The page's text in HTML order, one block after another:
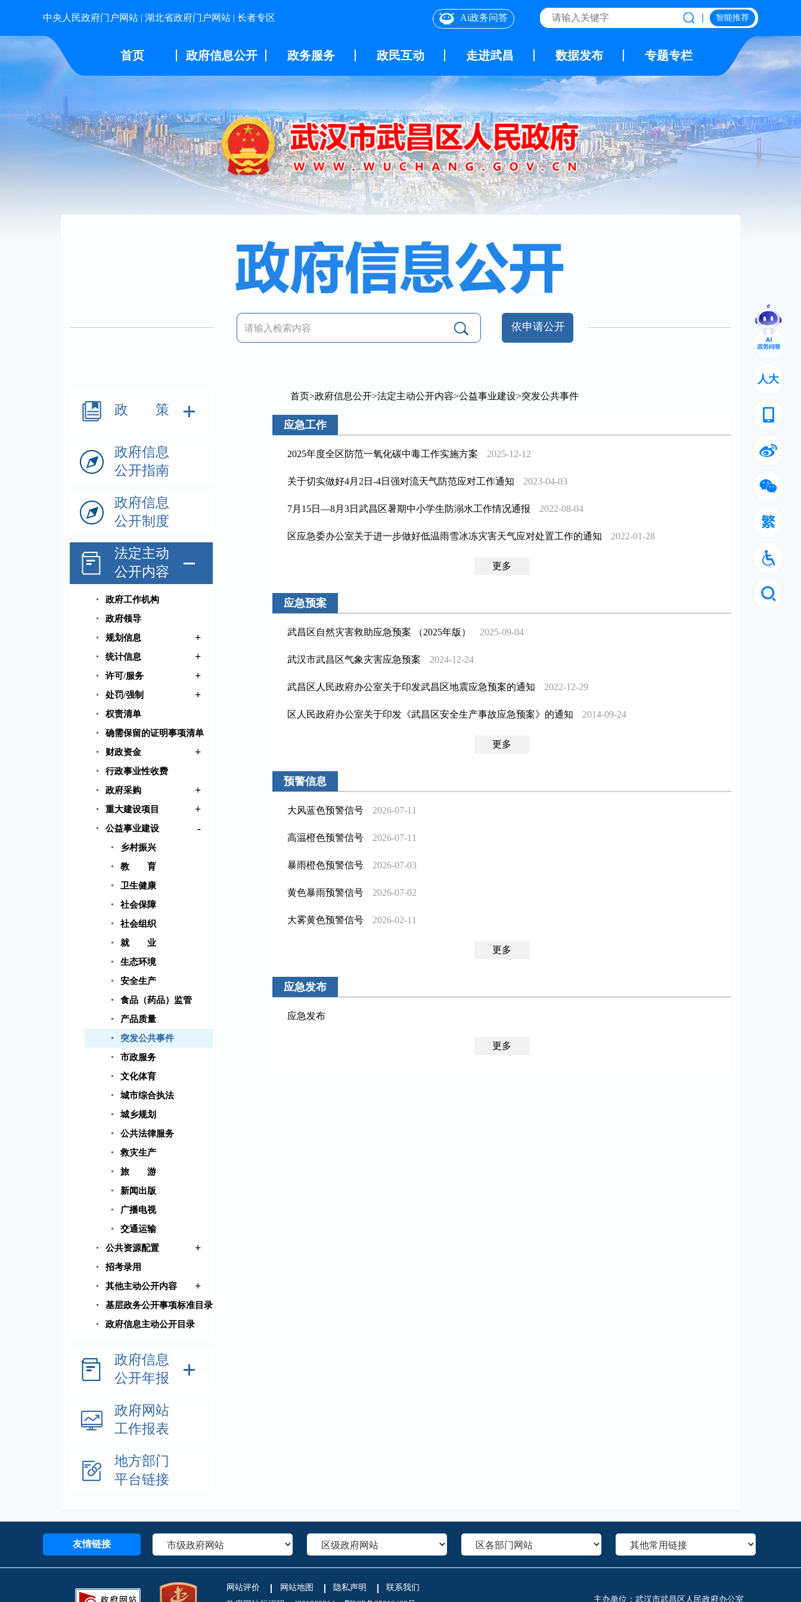
Ai政务问答
中央人民政府门户网站 | 湖北省政府门户网站 | 长者专区 智能推荐
首页 政府信息公开 政务服务 政民互动 走进武昌 数据发布 专题专栏
依申请公开
政 策
政府信息
公开指南
政府信息
公开制度
法定主动
公开内容
政府工作机构
政府领导
规划信息
+
统计信息 +
许可/服务 +
处罚/强制 +
权责清单
确需保留的证明事项清单
财政资金
+
行政事业性收费
政府采购
+
重大建设项目 +
公益事业建设 -
乡村振兴
教 育
卫生健康
社会保障
社会组织
就 业
生态环境
安全生产
食品（药品）监管
产品质量
突发公共事件
市政服务
文化体育
城市综合执法
城乡规划
公共法律服务
救灾生产
旅 游
新闻出版
广播电视
交通运输
公共资源配置
+
招考录用
其他主动公开内容
+
基层政务公开事项标准目录
政府信息主动公开目录
政府信息
公开年报
政府网站
工作报表
地方部门
平台链接
首页>政府信息公开>法定主动公开内容>公益事业建设>突发公共事件
应急工作
2025年度全区防范一氧化碳中毒工作实施方案 2025-12-12
关于切实做好4月2日-4日强对流天气防范应对工作通知 2023-04-03
7月15日—8月3日武昌区暑期中小学生防溺水工作情况通报 2022-08-04
区应急委办公室关于进一步做好低温雨雪冰冻灾害天气应对处置工作的通知 2022-01-28
更多
应急预案
武昌区自然灾害救助应急预案 （2025年版） 2025-09-04
武汉市武昌区气象灾害应急预案 2024-12-24
武昌区人民政府办公室关于印发武昌区地震应急预案的通知 2022-12-29
区人民政府办公室关于印发《武昌区安全生产事故应急预案》的通知 2014-09-24
更多
预警信息
大风蓝色预警信号 2026-07-11
高温橙色预警信号 2026-07-11
暴雨橙色预警信号 2026-07-03
黄色暴雨预警信号 2026-07-02
大雾黄色预警信号 2026-02-11
更多
应急发布
应急发布
更多
友情链接
网站评价 网站地图 隐私声明
联系我们
主办单位：武汉市武昌区人民政府办公室
人大